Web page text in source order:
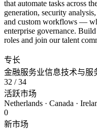
that automate tasks across
generation, security
and custom workflows —
enterprise governance.
roles and join our talent
专长
金融服务业信息技术与服
32 / 34
活跃市场
Netherlands · Canada ·
0
新市场